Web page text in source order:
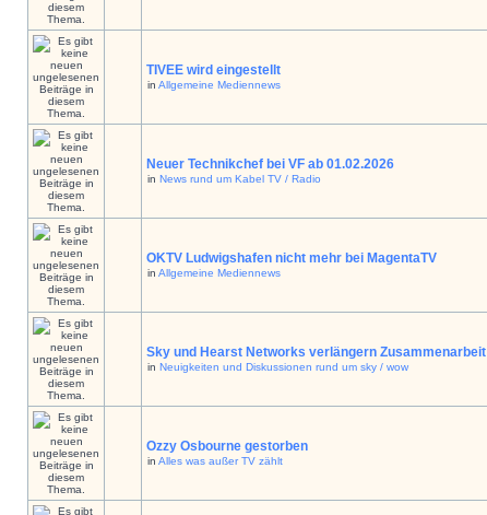
TIVEE wird eingestellt
in Allgemeine Mediennews
Neuer Technikchef bei VF ab 01.02.2026
in News rund um Kabel TV / Radio
OKTV Ludwigshafen nicht mehr bei MagentaTV
in Allgemeine Mediennews
Sky und Hearst Networks verlängern Zusammenarbeit
in Neuigkeiten und Diskussionen rund um sky / wow
Ozzy Osbourne gestorben
in Alles was außer TV zählt